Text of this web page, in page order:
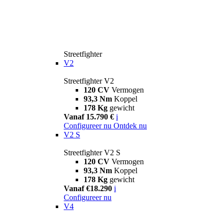
Streetfighter
V2
Streetfighter V2
120 CV Vermogen
93,3 Nm Koppel
178 Kg gewicht
Vanaf 15.790 € i
Configureer nu Ontdek nu
V2 S
Streetfighter V2 S
120 CV Vermogen
93,3 Nm Koppel
178 Kg gewicht
Vanaf €18.290 i
Configureer nu
V4